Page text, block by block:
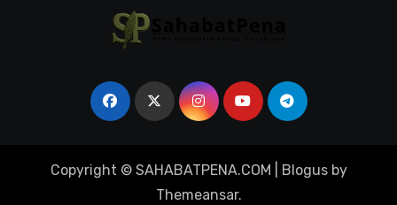
Copyright © SAHABATPENA.COM Blogusby
Themeansar.